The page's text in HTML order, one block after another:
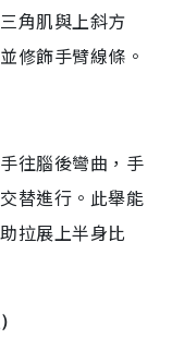
角肌與上斜方
修飾手臂線條。
往腦後彎曲，手
替進行。此舉能
拉展上半身比